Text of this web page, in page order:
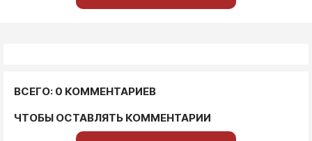
ВСЕГО: 0 КОММЕНТАРИЕВ
ЧТОБЫ ОСТАВЛЯТЬ КОММЕНТАРИИ